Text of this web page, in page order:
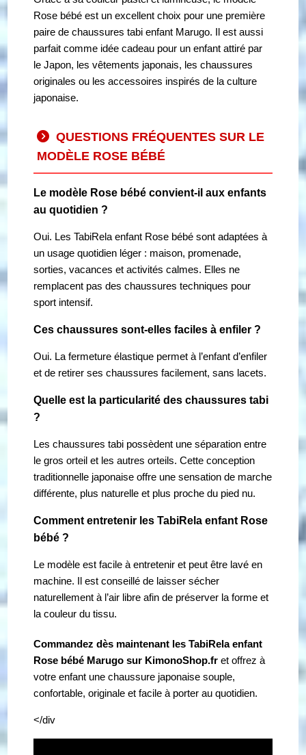
Rose bébé est un excellent choix pour une première
paire de chaussures tabi enfant Marugo. Il est aussi
parfait comme idée cadeau pour un enfant attiré par
le Japon, les vêtements japonais, les chaussures
originales ou les accessoires inspirés de la culture
japonaise.
QUESTIONS FRÉQUENTES SUR LE
MODÈLE ROSE BÉBÉ
Le modèle Rose bébé convient-il aux enfants
au quotidien ?
Oui. Les TabiRela enfant Rose bébé sont adaptées à
un usage quotidien léger : maison, promenade,
sorties, vacances et activités calmes. Elles ne
remplacent pas des chaussures techniques pour
sport intensif.
Ces chaussures sont-elles faciles à enfiler ?
Oui. La fermeture élastique permet à l’enfant d’enfiler
et de retirer ses chaussures facilement, sans lacets.
Quelle est la particularité des chaussures tabi
?
Les chaussures tabi possèdent une séparation entre
le gros orteil et les autres orteils. Cette conception
traditionnelle japonaise offre une sensation de marche
différente, plus naturelle et plus proche du pied nu.
Comment entretenir les TabiRela enfant Rose
bébé ?
Le modèle est facile à entretenir et peut être lavé en
machine. Il est conseillé de laisser sécher
naturellement à l’air libre afin de préserver la forme et
la couleur du tissu.
Commandez dès maintenant les TabiRela enfant
Rose bébé Marugo sur KimonoShop.fr et offrez à
votre enfant une chaussure japonaise souple,
confortable, originale et facile à porter au quotidien.
</div